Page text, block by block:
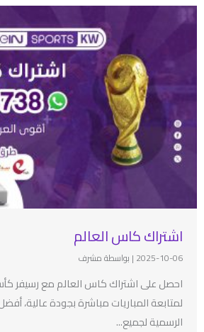
اشتراك كاس العالم
2025-10-06
| بواسطة مشرف
احصل على اشتراك كاس العالم مع رسيفر
لمتابعة المباريات مباشرة بجودة عالية،
الرسمية لجميع...